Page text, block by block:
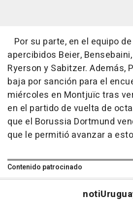
Por su parte, en el equipo
apercibidos Beier,
Ryerson y Sabitzer. Además,
baja por sanción para el
miércoles en Montjuïc tras
en el partido de vuelta de
que el Borussia Dortmund
que le permitió avanzar a
Contenido patrocinado
noti